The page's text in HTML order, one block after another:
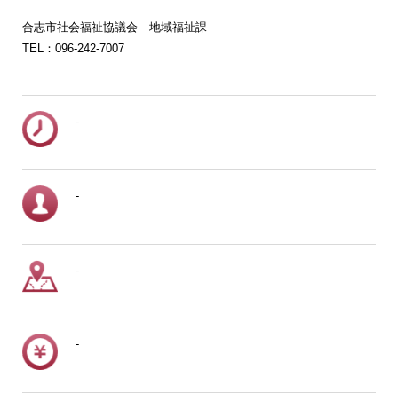
合志市社会福祉協議会 地域福祉課
TEL：096-242-7007
-
-
-
-